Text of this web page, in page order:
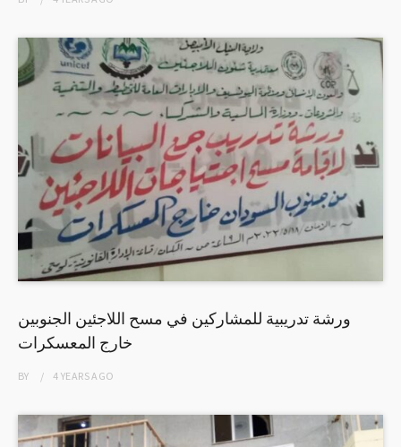
ورشة تدريبية للمشاركين في مسح اللاجئين الجنوبين
خارج المعسكرات
BY 4 YEARSAGO